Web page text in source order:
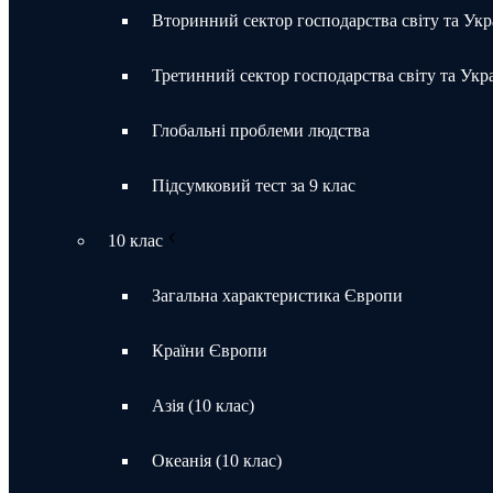
Вторинний сектор господарства світу та
Третинний сектор господарства світу та
Глобальні проблеми людства
Підсумковий тест за 9 клас
10 клас
Загальна характеристика Європи
Країни Європи
Азія (10 клас)
Океанія (10 клас)